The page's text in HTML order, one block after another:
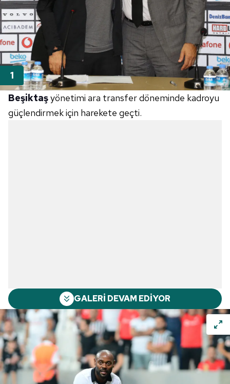
Beşiktaşyönetimi ara transfer döneminde kadroyu
güçlendirmek için harekete geçti.
GALERİ DEVAM EDİYOR